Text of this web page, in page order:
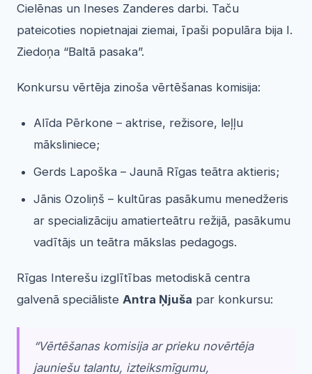
Cielēnas un Ineses Zanderes darbi. Taču
pateicoties nopietnajai ziemai, īpaši populāra bija I.
Ziedoņa “Baltā pasaka”.
Konkursu vērtēja zinoša vērtēšanas komisija:
Alīda Pērkone – aktrise, režisore, leļļu
māksliniece;
Gerds Lapoška – Jaunā Rīgas teātra aktieris;
Jānis Ozoliņš – kultūras pasākumu menedžeris
ar specializāciju amatierteātru režijā, pasākumu
vadītājs un teātra mākslas pedagogs.
Rīgas Interešu izglītības metodiskā centra
galvenā speciāliste Antra Ņjuša par konkursu:
“Vērtēšanas komisija ar prieku novērtēja
jauniešu talantu, izteiksmīgumu,